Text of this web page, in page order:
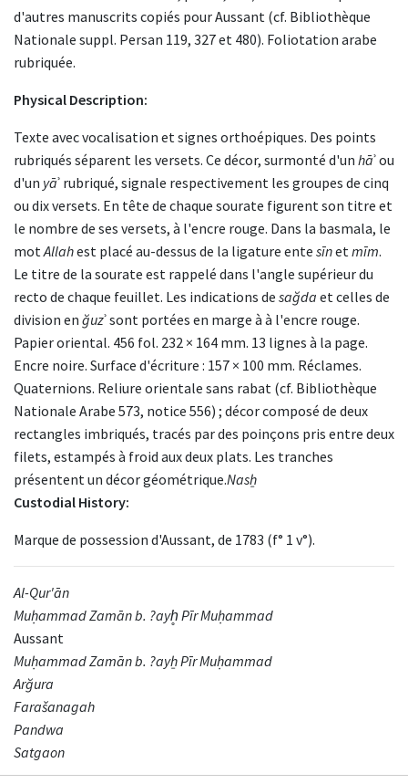
d'autres manuscrits copiés pour Aussant (cf. Bibliothèque
Nationale suppl. Persan 119, 327 et 480). Foliotation arabe
rubriquée.
Physical Description:
Texte avec vocalisation et signes orthoépiques. Des points
rubriqués séparent les versets. Ce décor, surmonté d'un hāʾ ou
d'un yāʾ rubriqué, signale respectivement les groupes de cinq
ou dix versets. En tête de chaque sourate figurent son titre et
le nombre de ses versets, à l'encre rouge. Dans la basmala, le
mot Allahest placé au-dessus de la ligature ente sīnet mīm.
Le titre de la sourate est rappelé dans l'angle supérieur du
recto de chaque feuillet. Les indications de sağda et celles de
division en ğuzʾ sont portées en marge à à l'encre rouge.
Papier oriental. 456 fol. 232 × 164 mm. 13 lignes à la page.
Encre noire. Surface d'écriture : 157 × 100 mm. Réclames.
Quaternions. Reliure orientale sans rabat (cf. Bibliothèque
Nationale Arabe 573, notice 556) ; décor composé de deux
rectangles imbriqués, tracés par des poinçons pris entre deux
filets, estampés à froid aux deux plats. Les tranches
présentent un décor géométrique.Nasẖ
Custodial History:
Marque de possession d'Aussant, de 1783 (f° 1 v°).
Al-Qur'ān
Muḥammad Zamān b. ?ayh̥ Pīr Muḥammad
Aussant
Muḥammad Zamān b. ?ayẖ Pīr Muḥammad
Arğura
Farašanagah
Pandwa
Satgaon